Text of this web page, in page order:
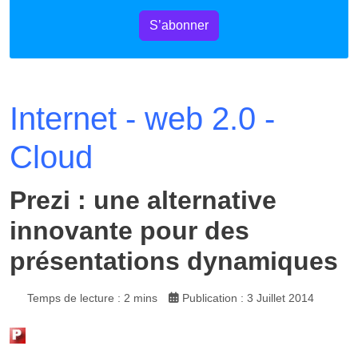
S’abonner
Internet - web 2.0 -
Cloud
Prezi : une alternative
innovante pour des
présentations dynamiques
Temps de lecture : 2 mins Publication : 3 Juillet 2014